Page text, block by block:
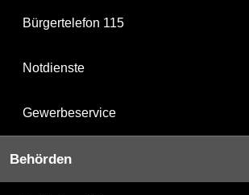
Bürgertelefon 115
Notdienste
Gewerbeservice
Behörden